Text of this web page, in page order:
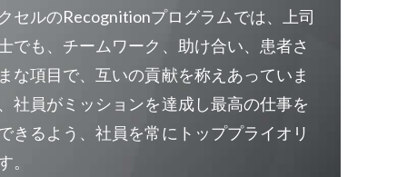
セルのRecognitionプログラムでは、上司
でも、チームワーク、助け合い、患者さ
な項目で、互いの貢献を称えあっていま
社員がミッションを達成し最高の仕事を
きるよう、社員を常にトッププライオリ
。